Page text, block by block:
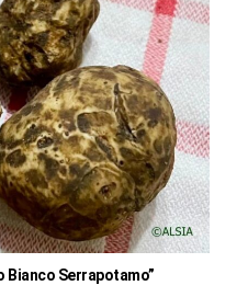
Bianco Serrapotamo”